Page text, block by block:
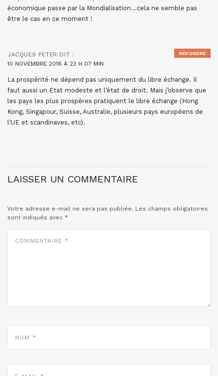
économique passe par la Mondialisation…cela ne semble pas
être le cas en ce moment !
JACQUES PETER DIT :
10 NOVEMBRE 2016 À 23 H 07 MIN
La prospérité ne dépend pas uniquement du libre échange. Il
faut aussi un Etat modeste et l’état de droit. Mais j’observe que
les pays les plus prospères pratiquent le libre échange (Hong
Kong, Singapour, Suisse, Australie, plusieurs pays européens de
l’UE et scandinaves, etc).
RÉPONDRE
LAISSER UN COMMENTAIRE
Votre adresse e-mail ne sera pas publiée. Les champs obligatoires
sont indiqués avec *
MAIL